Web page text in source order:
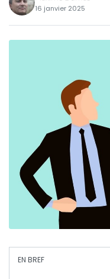
16 janvier 2025
EN BREF